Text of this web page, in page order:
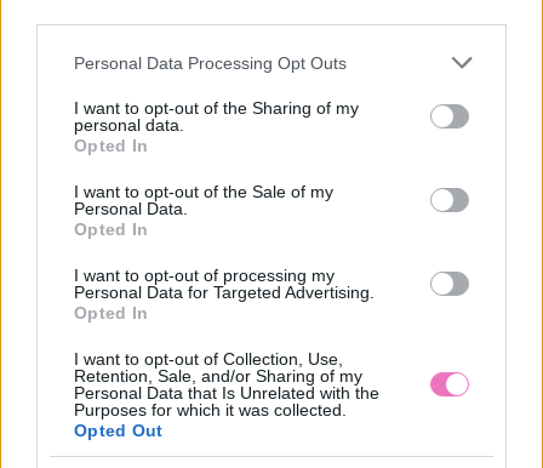
Please note that this website/app uses one or more Google
not limited to your visit or usage behaviour. You may click to
grant or deny consent to Google and its third-party tags to
use your data for below specified purposes in below Google
consent section.
Personal Data Processing Opt Outs
I want to opt-out of the Sharing of my
personal data.
Opted In
I want to opt-out of the Sale of my
Personal Data.
Opted In
I want to opt-out of processing my
Personal Data for Targeted Advertising.
Opted In
I want to opt-out of Collection, Use,
Retention, Sale, and/or Sharing of my
Personal Data that Is Unrelated with the
Purposes for which it was collected.
Opted Out
LEGUTÓBBI BEJEGYZÉSEK
Egész nap 2 liter vizet iszol nyáron? Ezért árthat többet,
3 csillagjegy, akinek augusztus végre lezár egy fájó
„Félúton úgy döntött, más színű körmöket akar, de rögtön”
– Szépségipari szolgáltatók horrorsztorijai
4 csillagjegy, akik nagyon nehezen nyitnak mások felé
3 mondat, amivel egy mártír típusú ember manipulál